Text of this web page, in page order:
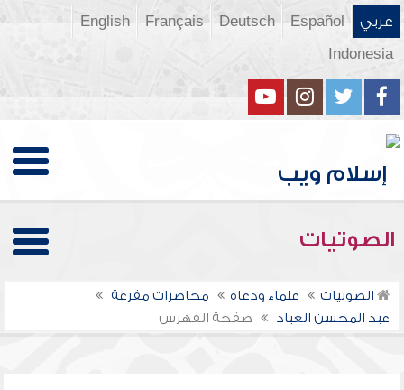
عربي Español
Deutsch
Français
English
Indonesia
الصوتيات
الصوتيات علماء ودعاة
محاضرات مفرغة
عبد المحسن العباد
صفحة الفهرس